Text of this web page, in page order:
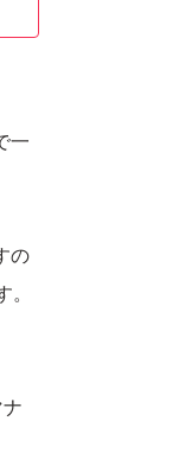
一
の
。
し